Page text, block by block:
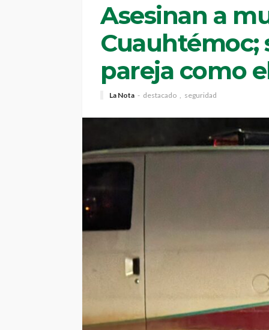
Asesinan a
Cuauhtémoc;
pareja como
La Nota destacado seguridad